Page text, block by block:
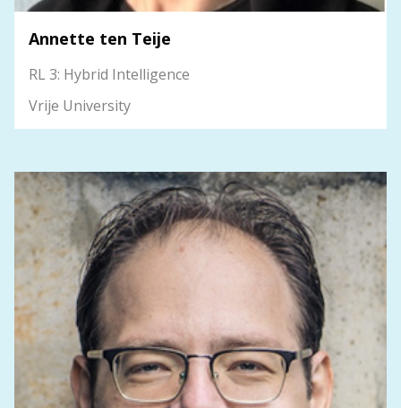
Annette ten Teije
RL 3: Hybrid Intelligence
Vrije University